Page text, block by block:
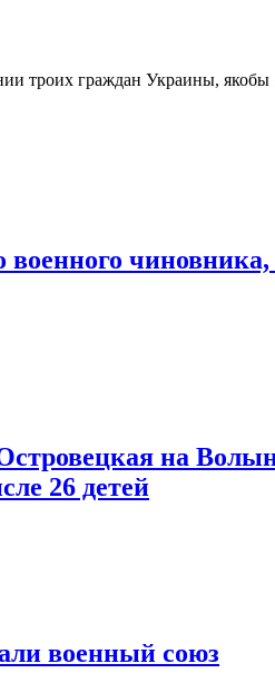
троих граждан Украины, якобы
военного
на
26 детей
военный союз